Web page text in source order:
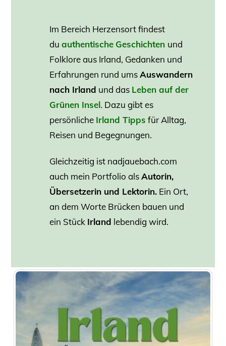
Im Bereich Herzensort findest
du authentische Geschichten und
Folklore aus Irland, Gedanken und
Erfahrungen rund umsAuswandern
nach Irland und das Leben auf der
Grünen Insel. Dazu gibt es
persönliche Irland Tipps für Alltag,
Reisen und Begegnungen.
Gleichzeitig ist nadjauebach.com
auch mein Portfolio alsAutorin,
Übersetzerin und Lektorin.Ein Ort,
an dem Worte Brücken bauen und
ein Stück Irland lebendig wird.